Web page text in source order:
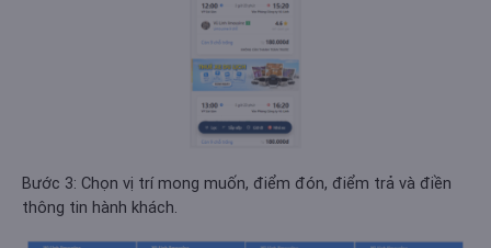
Bước 3: Chọn vị trí mong muốn, điểm đón, điểm trả và điền
thông tin hành khách.